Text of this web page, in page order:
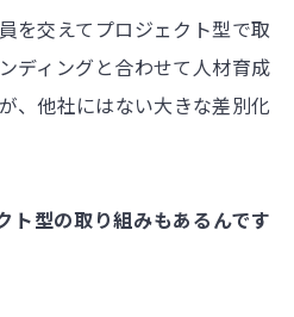
を交えてプロジェクト型で取
ディングと合わせて人材育成
、他社にはない大きな差別化
ト型の取り組みもあるんです